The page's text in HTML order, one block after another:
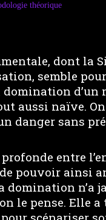
théorique
dont la
semble
d’un
aussi naïve.
danger sans
entre
pouvoir ainsi
domination n’a
le pense. Elle